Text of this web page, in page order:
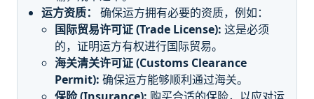
运方资质：
确保运方拥有必要的资质，例如：
国际贸易许可证 (Trade License): 这是必须
的，证明运方有权进行国际贸易。
海关清关许可证 (Customs Clearance
Permit): 确保运方能够顺利通过海关。